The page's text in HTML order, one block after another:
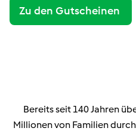
Zu den Gutscheinen
Bereits seit 140 Jahren
Millionen von Familien